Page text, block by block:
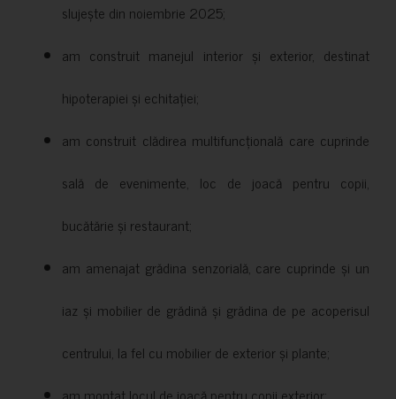
slujește din noiembrie 2025;
am construit manejul interior și exterior, destinat
hipoterapiei și echitației;
am construit clădirea multifuncțională care cuprinde
sală de evenimente, loc de joacă pentru copii,
bucătărie și restaurant;
am amenajat grădina senzorială, care cuprinde și un
iaz și mobilier de grădină și grădina de pe acoperisul
centrului, la fel cu mobilier de exterior și plante;